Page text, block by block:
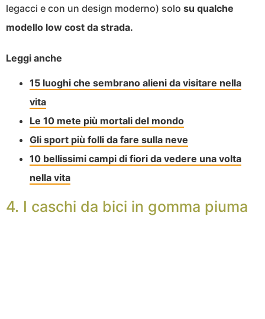
legacci e con un design moderno) solo su qualche
modello low cost da strada.
Leggi anche
15 luoghi che sembrano alieni da visitare nella
vita
Le 10 mete più mortali del mondo
Gli sport più folli da fare sulla neve
10 bellissimi campi di fiori da vedere una volta
nella vita
4. I caschi da bici in gomma piuma